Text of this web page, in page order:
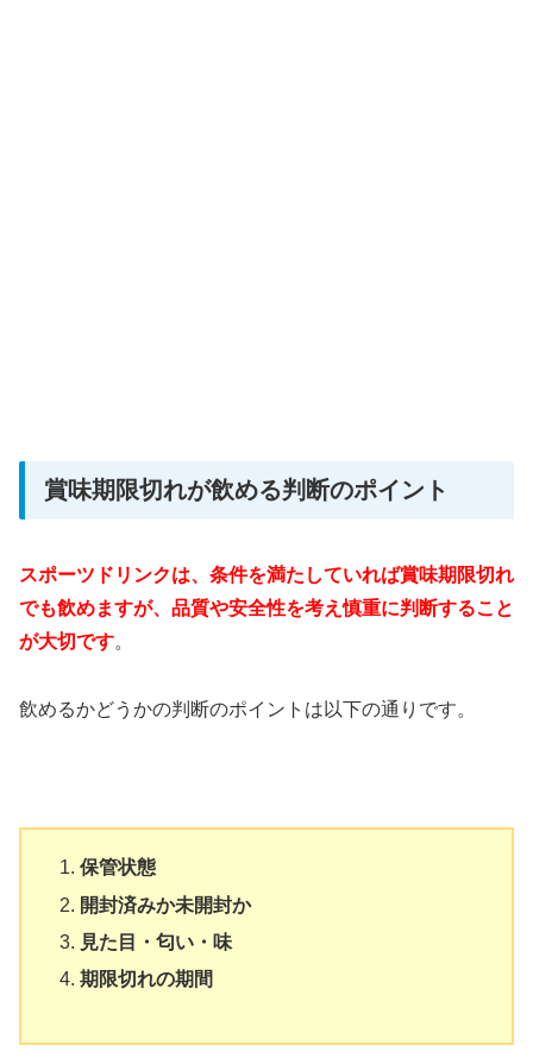
賞味期限切れが飲める判断のポイント
スポーツドリンクは、条件を満たしていれば賞味期限切れ
でも飲めますが、品質や安全性を考え慎重に判断すること
が大切です。
飲めるかどうかの判断のポイントは以下の通りです。
保管状態
開封済みか未開封か
見た目・匂い・味
期限切れの期間